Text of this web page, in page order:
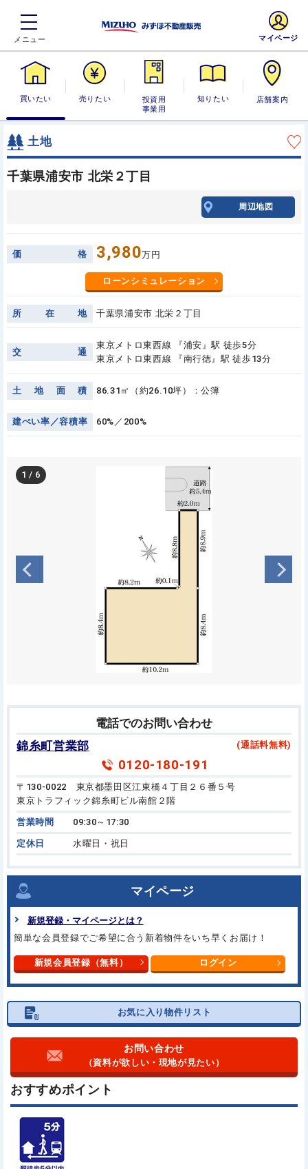
買いたい 売りたい
投資用・事業
用
知りたい 店舗案内
マイページ
土地
千葉県浦安市 北栄２丁目
周辺地図
価 格 3,980万円
ローンシミュレーション
所 在 地 千葉県浦安市 北栄２丁目
交 通
東京メトロ東西線 『浦安』駅 徒歩5分
東京メトロ東西線 『南行徳』駅 徒歩13分
土 地 面 積 86.31㎡（約26.10坪）：公簿
建ぺい率 ／容積率 60%／200%
1 / 6
電話でのお問い合わせ
錦糸町営業部
(通話料無料)
0120-180-191
〒130-0022 東京都墨田区江東橋４丁目２６番５号
東京トラフィック錦糸町ビル南館２階
営業時間 09:30～17:30
定休日 水曜日・祝日
マイページ
新規登録・マイページとは？
簡単な会員登録でご希望に合う 新着物件をいち早くお届け！
新規会員登録（無料） ログイン
お気に入り物件リスト
お問い合わせ
（資料が欲しい・現地が見たい）
おすすめポイント